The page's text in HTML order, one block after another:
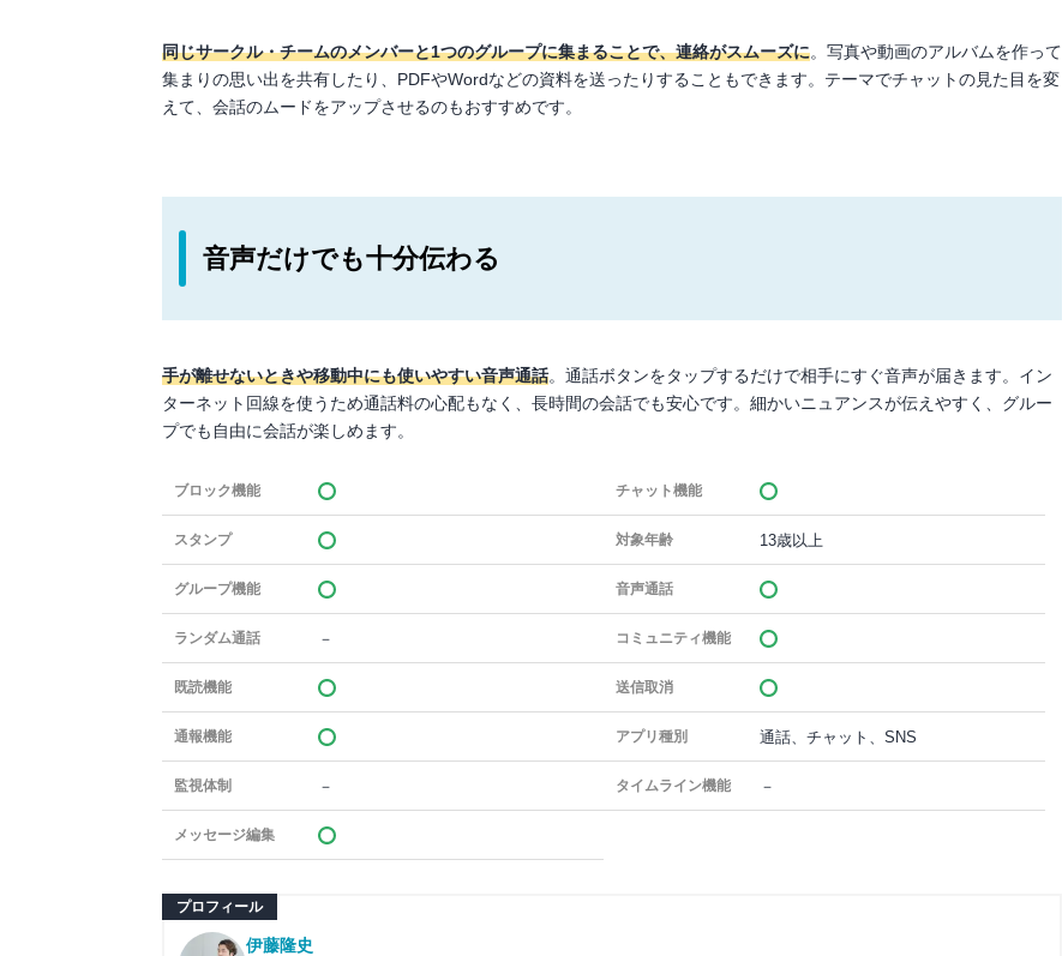
同じサークル・チームのメンバーと1つのグループに集まることで、連絡がスムーズに。写真や動画のアルバムを作って
集まりの思い出を共有したり、PDFやWordなどの資料を送ったりすることもできます。テーマでチャットの見た目を変
えて、会話のムードをアップさせるのもおすすめです。
音声だけでも十分伝わる
手が離せないときや移動中にも使いやすい音声通話。通話ボタンをタップするだけで相手にすぐ音声が届きます。イン
ターネット回線を使うため通話料の心配もなく、長時間の会話でも安心です。細かいニュアンスが伝えやすく、グルー
プでも自由に会話が楽しめます。
ブロック機能 チャット機能
スタンプ 対象年齢 13歳以上
グループ機能 音声通話
ランダム通話 － コミュニティ機能
既読機能 送信取消
通報機能 アプリ種別 通話、チャット、SNS
監視体制 － タイムライン機能 －
メッセージ編集
プロフィール
伊藤隆史